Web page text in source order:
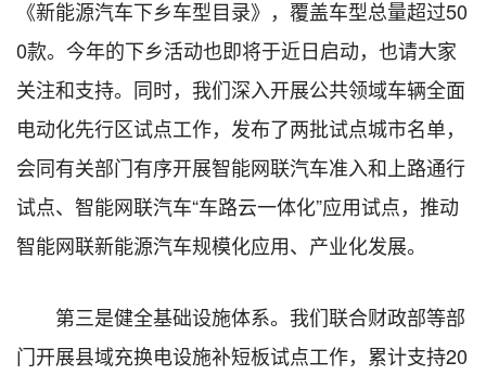
《新能源汽车下乡车型目录》，覆盖车型总量超过50
0款。今年的下乡活动也即将于近日启动，也请大家
关注和支持。同时，我们深入开展公共领域车辆全面
电动化先行区试点工作，发布了两批试点城市名单，
会同有关部门有序开展智能网联汽车准入和上路通行
试点、智能网联汽车“车路云一体化”应用试点，推动
智能网联新能源汽车规模化应用、产业化发展。
第三是健全基础设施体系。我们联合财政部等部
门开展县域充换电设施补短板试点工作，累计支持20